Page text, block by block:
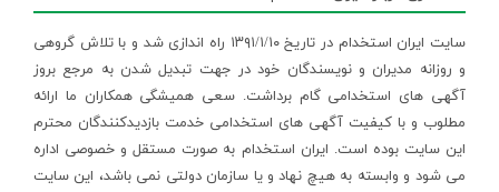
سایت ایران استخدام در تاریخ ۱۳۹۱/۱/۱۰ راه اندازی شد و با تلاش گروهی
و روزانه مدیران و نویسندگان خود در جهت تبدیل شدن به مرجع بروز
آگهی های استخدامی گام برداشت. سعی همیشگی همکاران ما ارائه
مطلوب و با کیفیت آگهی های استخدامی خدمت بازدیدکنندگان محترم
این سایت بوده است. ایران استخدام به صورت مستقل و خصوصی اداره
می شود و وابسته به هیچ نهاد و یا سازمان دولتی نمی باشد، این سایت